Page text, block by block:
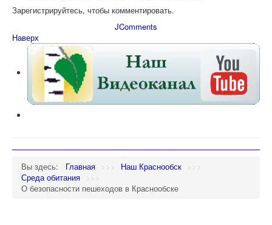
Зарегистрируйтесь, чтобы комментировать.
JComments
Наверх
Вы здесь: Главная >>> Наш Краснообск >>>
Среда обитания >>>
О безопасности пешеходов в Краснообске